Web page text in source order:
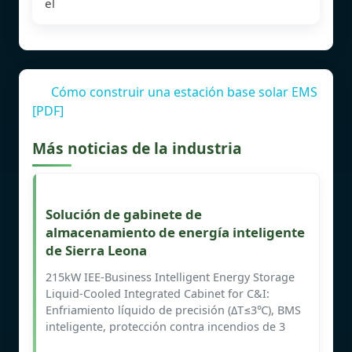
Cómo construir una estación base solar EMS
[PDF]
Más noticias de la industria
Solución de gabinete de
almacenamiento de energía inteligente
de Sierra Leona
215kW IEE-Business Intelligent Energy Storage
Liquid-Cooled Integrated Cabinet for C&I:
Enfriamiento líquido de precisión (ΔT≤3℃), BMS
inteligente, protección contra incendios de 3